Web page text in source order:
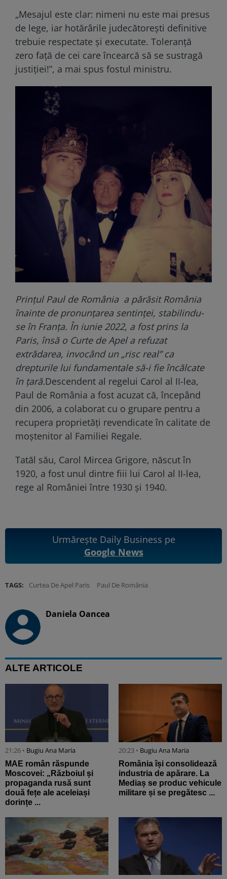
„Mesajul este clar: nimeni nu este mai presus
de lege, iar hotărârile judecătorești definitive
trebuie respectate și executate. Toleranță
zero față de cei care încearcă să se sustragă
justiției!”, a mai spus fostul ministru.
Prințul Paul de România a părăsit România
înainte de pronunțarea sentinței, stabilindu-
se în Franța. În iunie 2022, a fost prins la
Paris, însă o Curte de Apel a refuzat
extrădarea, invocând un „risc real” ca
drepturile lui fundamentale să-i fie încălcate
în țară.Descendent al regelui Carol al II-lea,
Paul de România a fost acuzat că, începând
din 2006, a colaborat cu o grupare pentru a
recupera proprietăți revendicate în calitate de
moștenitor al Familiei Regale.
Tatăl său, Carol Mircea Grigore, născut în
1920, a fost unul dintre fiii lui Carol al II-lea,
rege al României între 1930 și 1940.
Urmărește Daily Business pe
Google News
TAGS: Curtea De Apel Paris Paul De România
Daniela Oancea
ALTE ARTICOLE
21:26 • Bugiu ⁠Ana Maria
MAE român răspunde
Moscovei: „Războiul și
propaganda rusă sunt
două fețe ale aceleiași
dorințe ...
20:23 • Bugiu ⁠Ana Maria
România își consolidează
industria de apărare. La
Mediaș se produc vehicule
militare și se pregătesc ...